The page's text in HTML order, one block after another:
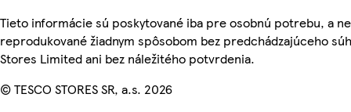
Tieto informácie sú poskytované iba pre osobnú potrebu, a
reprodukované žiadnym spôsobom bez predchádzajúceho
Stores Limited ani bez náležitého potvrdenia.
© TESCO STORES SR, a.s. 2026